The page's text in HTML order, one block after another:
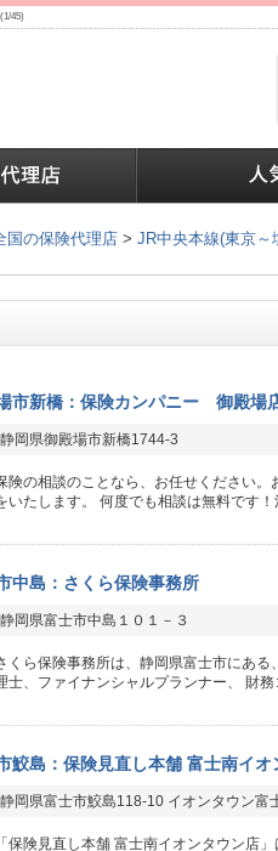
45)
国の保険代理店 > JR中央本線(東京～
市新橋：保険カンパニー 御殿場
静岡県御殿場市新橋1744-3
険の相談のことなら、お任せください。
いたします。 何度でも相談は無料です
中島：さくら保険事務所
静岡県富士市中島１０１－３
くら保険事務所は、静岡県富士市にあ
士、ファイナンシャルプランナー、 財
鮫島：保険見直し本舗 富士南イオ
静岡県富士市鮫島118-10 イオンタウン富
「保険見直し本舗 富士南イオンタウン店